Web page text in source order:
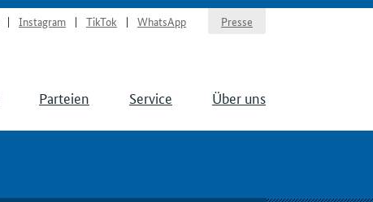
Instagram TikTok WhatsApp Presse
Parteien Service Über uns